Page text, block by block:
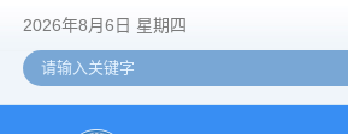
2026年8月6日 星期四